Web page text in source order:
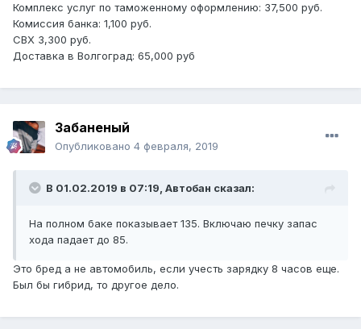
Комплекс услуг по таможенному оформлению: 37,500 руб.
Комиссия банка: 1,100 руб.
СВХ 3,300 руб.
Доставка в Волгоград: 65,000 руб
Забаненый
Опубликовано 4 февраля, 2019
В 01.02.2019 в 07:19, Автобан сказал:
На полном баке показывает 135. Включаю печку запас
хода падает до 85.
Это бред а не автомобиль, если учесть зарядку 8 часов еще.
Был бы гибрид, то другое дело.